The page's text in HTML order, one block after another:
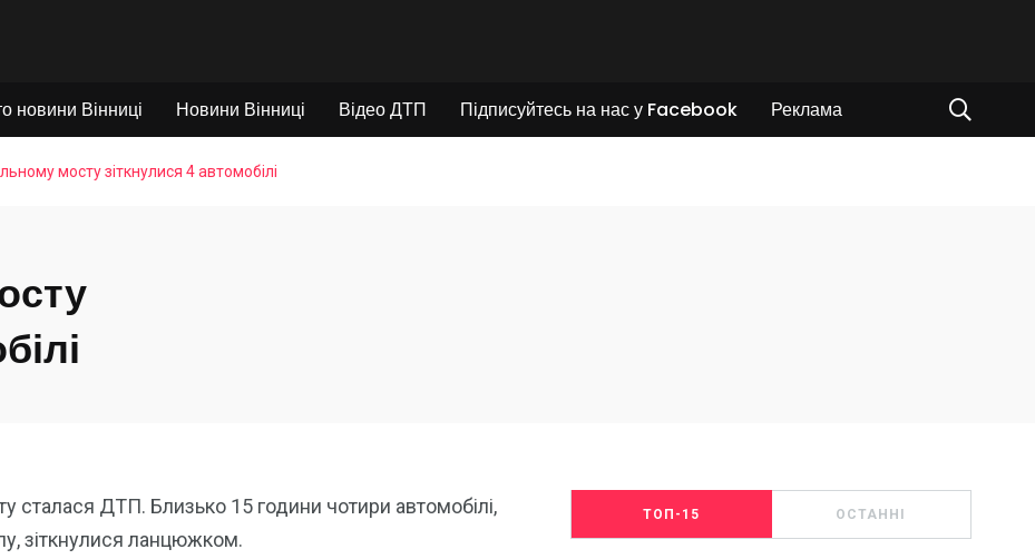
новини Вінниці Новини Вінниці Відео ДТП Підписуйтесь на нас у Facebook Реклама
мосту зіткнулися 4 автомобілі
сталася ДТП. Близько 15 години чотири автомобілі,
зіткнулися ланцюжком.
ТОП-15 ОСТАННІ